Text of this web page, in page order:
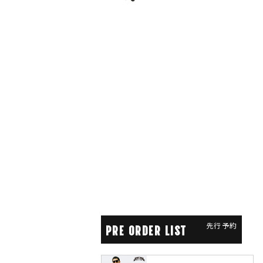
PRE ORDER LIST 先行予約